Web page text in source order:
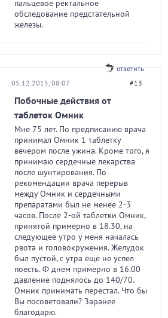
пальцевое ректальное
обследование предстательной
железы.
ответить
05.12.2015, 08:07 #13
Побочные действия от
таблеток Омник
Мне 75 лет. По предписанию врача
принимал Омник 1 таблетку
вечером после ужина. Кроме того, я
принимаю сердечные лекарства
после шунтирования. По
рекомендации врача перерыв
между Омник и сердечными
препаратами был не менее 2-3
часов. После 2-ой таблетки Омник,
принятой примерно в 18.30, на
следующее утро у меня началась
рвота и головокружения. Желудок
был пустой, с утра еще не успел
поесть. Ф днем примерно в 16.00
давление поднялось до 140/70.
Омник принимать перестал. Что бы
Вы посоветовали? Заранее
благодарю.